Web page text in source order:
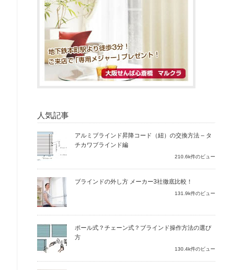
人気記事
アルミブラインド昇降コード（紐）の交換方法 – タ
チカワブラインド編
210.6k件のビュー
ブラインドの外し方 メーカー3社徹底比較！
131.9k件のビュー
ポール式？チェーン式？ブラインド操作方法の選び
方
130.4k件のビュー